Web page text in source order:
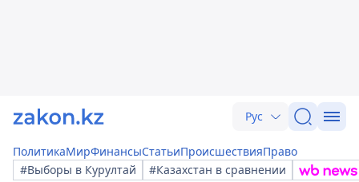
Рус
ПолитикаМирФинансыСтатьиПроисшествияПраво
#Выборы в Курултай
#Казахстан в сравнении